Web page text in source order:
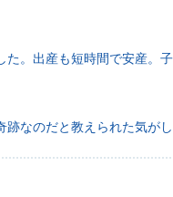
。出産も短時間で安産。
なのだと教えられた気がし